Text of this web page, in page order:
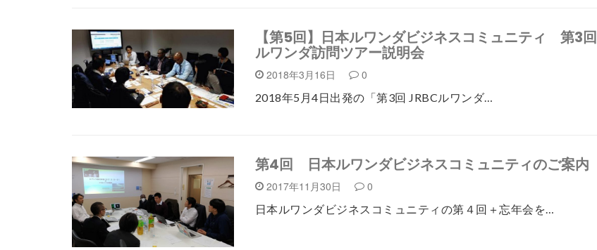
【第5回】日本ルワンダビジネスコミュニティ 第3回
ルワンダ訪問ツアー説明会
2018年3月16日 0
2018年5月4日出発の「第3回 JRBCルワンダ…
第4回 日本ルワンダビジネスコミュニティのご案内
2017年11月30日 0
日本ルワンダビジネスコミュニティの第４回＋忘年会を…